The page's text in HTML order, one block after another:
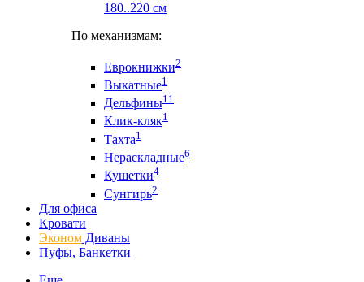
180..220 см
По механизмам:
Еврокнижки2
Выкатные1
Дельфины11
Клик-кляк1
Тахта1
Нераскладные6
Кушетки4
Сунгирь2
Для офиса
Кровати
Эконом Диваны
Пуфы, Банкетки